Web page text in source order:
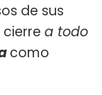
de sus
a todo
como